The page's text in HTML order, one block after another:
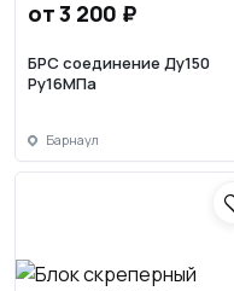
от 3 200 ₽
БРС соединение Ду150
Ру16МПа
Барнаул